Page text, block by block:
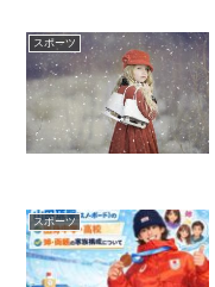
スポーツ
スポーツ